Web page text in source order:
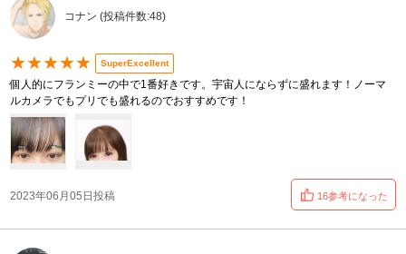
コナン (投稿件数:48)
★★★★★ SuperExcellent
個人的にフランミーの中で1番好きです。宇宙人にならずに盛れます！ノーマ
ルカメラでもプリでも盛れるのでおすすめです！
2023年06月05日投稿 16参考になった